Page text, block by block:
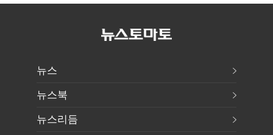
인상·격려금
커스터디 사업
글로벌 확장 가속
뉴스
뉴스북
뉴스리듬